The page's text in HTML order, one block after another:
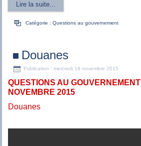
Lire la suite...
Catégorie :Questions au gouvernement
Douanes
Publication : mercredi 18 novembre 2015
QUESTIONS AU
NOVEMBRE 2015
Douanes